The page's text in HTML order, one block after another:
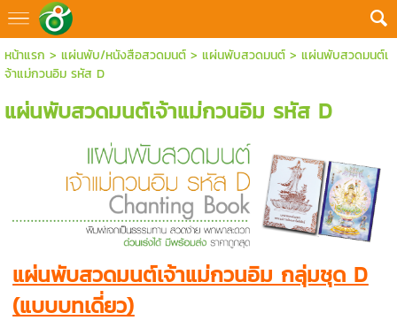
หน้าแรก > แผ่นพับ/หนังสือสวดมนต์> แผ่นพับสวดมนต์> แผ่นพับสวดมนต์เ
จ้าแม่กวนอิม รหัส D
แผ่นพับสวดมนต์เจ้าแม่กวนอิม รหัส D
แผ่นพับสวดมนต์เจ้าแม่กวนอิม กลุ่มชุด D
(แบบบทเดี่ยว)